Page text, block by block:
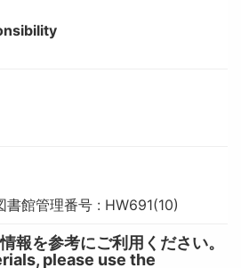
書館管理番号 : HW691(10)
報を参考にご利用ください。
please use the